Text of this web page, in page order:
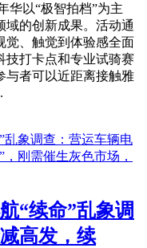
华以“极智拍档”为主
域的创新成果。活动通
觉、触觉到体验感全面
技打卡点和专业试骑赛
与者可以近距离接触雅
“续命”乱象调
高发，续